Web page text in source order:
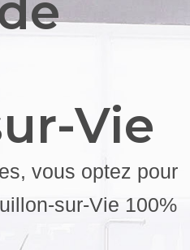
Vie
vous optez pour
sur-Vie 100%